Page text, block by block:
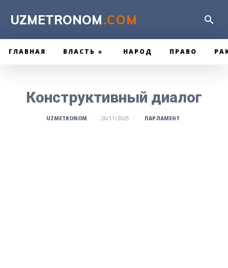
UZMETRONOM.COM
ГЛАВНАЯ ВЛАСТЬ НАРОД ПРАВО
Конструктивный диалог
UZMETRONOM 26/11/2025 ПАРЛАМЕНТ